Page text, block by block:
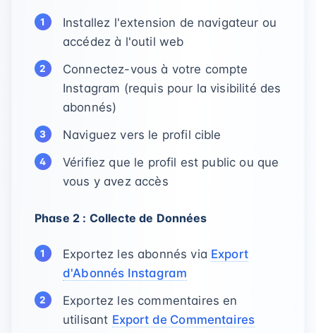
Installez l'extension de navigateur ou
accédez à l'outil web
Connectez-vous à votre compte
Instagram (requis pour la visibilité des
abonnés)
Naviguez vers le profil cible
Vérifiez que le profil est public ou que
vous y avez accès
Phase 2 : Collecte de Données
Exportez les abonnés via Export
d'Abonnés Instagram
Exportez les commentaires en
utilisant Export de Commentaires